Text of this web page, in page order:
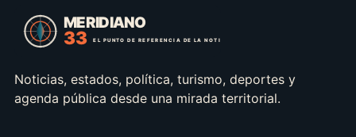
Noticias, estados, política, turismo, deportes y
agenda pública desde una mirada territorial.